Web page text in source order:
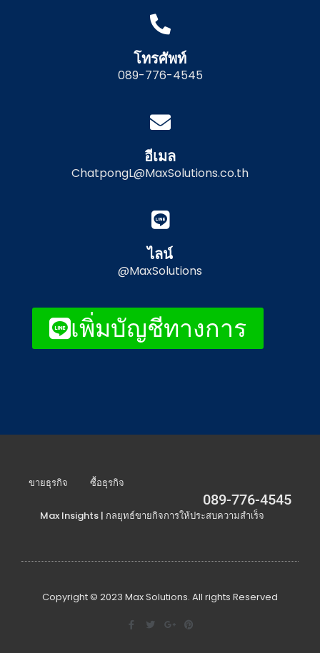
โทรศัพท์
089-776-4545
อีเมล
ChatpongL@MaxSolutions.co.th
ไลน์
@MaxSolutions
เพิ่มบัญชีทางการ
ขายธุรกิจ ซื้อธุรกิจ
Max Insights | กลยุทธ์ขายกิจการให้ประสบความสำเร็จ
089-776-4545
Copyright © 2023 Max Solutions. All rights Reserved
F
a
T
w
G
o
P
i